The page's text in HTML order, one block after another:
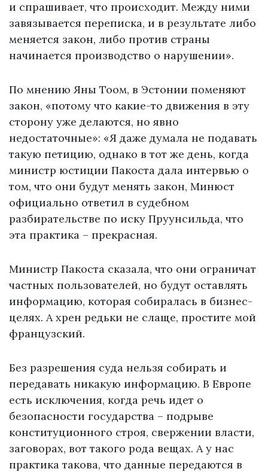
и спрашивает, что происходит. Между ними
завязывается переписка, и в результате либо
меняется закон, либо против страны
начинается производство о нарушении».
По мнению Яны Тоом, в Эстонии поменяют
закон, «потому что какие-то движения в эту
сторону уже делаются, но явно
недостаточные»: «Я даже думала не подавать
такую петицию, однако в тот же день, когда
министр юстиции Пакоста дала интервью о
том, что они будут менять закон, Минюст
официально ответил в судебном
разбирательстве по иску Пруунсильда, что
эта практика – прекрасная.
Министр Пакоста сказала, что они ограничат
частных пользователей, но будут оставлять
информацию, которая собиралась в бизнес-
целях. А хрен редьки не слаще, простите мой
французский.
Без разрешения суда нельзя собирать и
передавать никакую информацию. В Европе
есть исключения, когда речь идет о
безопасности государства – подрыве
конституционного строя, свержении власти,
заговорах, вот такого рода вещах. А у нас
практика такова, что данные передаются в